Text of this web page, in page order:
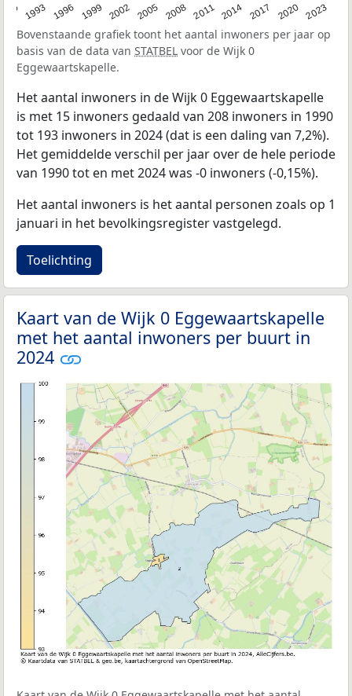
1993 1996 1999 2002 2005 2008 2011 2014 2017 2020 2023
Bovenstaande grafiek toont het aantal inwoners per jaar op
basis van de data van STATBEL voor de Wijk 0
Eggewaartskapelle.
Het aantal inwoners in de Wijk 0 Eggewaartskapelle
is met 15 inwoners gedaald van 208 inwoners in 1990
tot 193 inwoners in 2024 (dat is een daling van 7,2%).
Het gemiddelde verschil per jaar over de hele periode
van 1990 tot en met 2024 was -0 inwoners (-0,15%).
Het aantal inwoners is het aantal personen zoals op 1
januari in het bevolkingsregister vastgelegd.
Toelichting
Kaart van de Wijk 0 Eggewaartskapelle
met het aantal inwoners per buurt in
2024